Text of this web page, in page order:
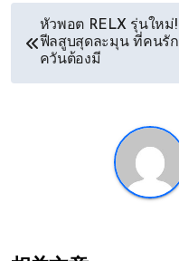
หัวพอต RELX รุ่นใหม่!
ฟีลสูบสุดละมุน ที่คนรัก
ควันต้องมี